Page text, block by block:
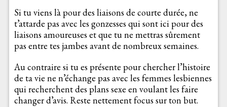
Si tu viens là pour des liaisons de courte durée, ne
t’attarde pas avec les gonzesses qui sont ici pour des
liaisons amoureuses et que tu ne mettras sûrement
pas entre tes jambes avant de nombreux semaines.
Au contraire si tu es présente pour chercher l’histoire
de ta vie ne n’échange pas avec les femmes lesbiennes
qui recherchent des plans sexe en voulant les faire
changer d’avis. Reste nettement focus sur ton but.